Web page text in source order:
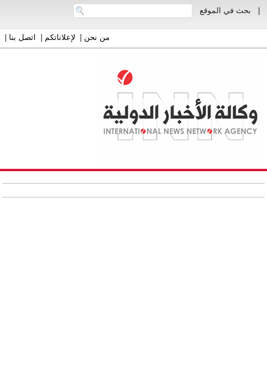
بحث في الموقع
من نحن| لإعلاناتكم| اتصل بنا|